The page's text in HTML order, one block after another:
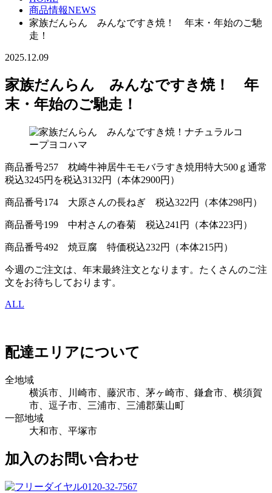
商品情報NEWS
家族だんらん みんなですき焼！ 年末・年始のご馳
走！
2025.12.09
家族だんらん みんなですき焼！ 年
末・年始のご馳走！
商品番号257 枕崎牛神居牛モモバラすき焼用特大500ｇ通常
税込3245円を税込3132円（本体2900円）
商品番号174 大原さんの長ねぎ 税込322円（本体298円）
商品番号199 中村さんの春菊 税込241円（本体223円）
商品番号492 焼豆腐 特価税込232円（本体215円）
今週のご注文は、年末最終注文となります。たくさんのご注
文をお待ちしております。
ALL
配達エリアについて
全地域
横浜市、川崎市、藤沢市、茅ヶ崎市、鎌倉市、横須賀
市、逗子市、三浦市、三浦郡葉山町
一部地域
大和市、平塚市
加入のお問い合わせ
0120-32-7567